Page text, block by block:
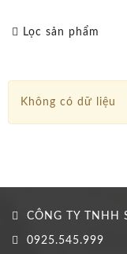
Lọc sản phẩm
Không có dữ liệu
CÔNG TY TNHH
0925.545.999